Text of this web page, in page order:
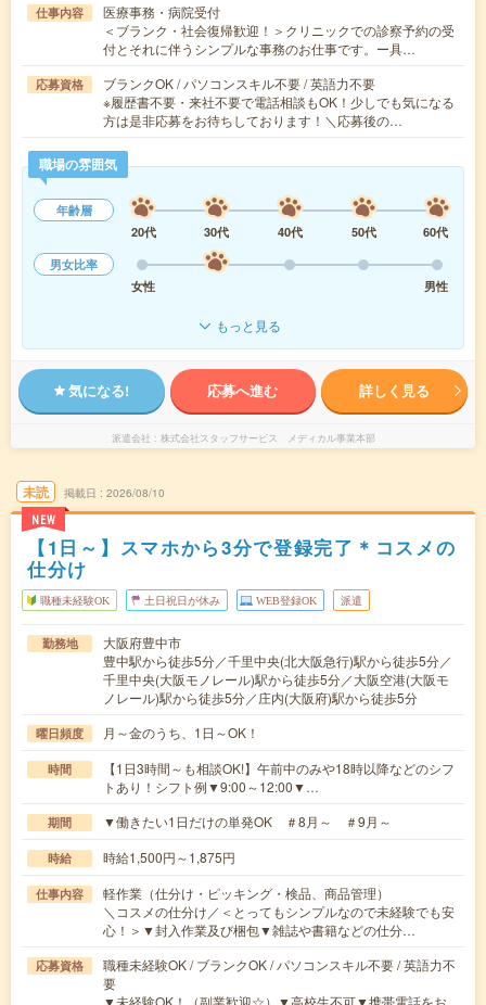
仕事内容
医療事務・病院受付
＜ブランク・社会復帰歓迎！＞クリニックでの診察予約の受
付とそれに伴うシンプルな事務のお仕事です。ー具…
応募資格
ブランクOK / パソコンスキル不要 / 英語力不要
※履歴書不要・来社不要で電話相談もOK！少しでも気になる
方は是非応募をお待ちしております！＼応募後の…
職場の雰囲気
年齢層
20代
30代 40代 50代
60代
男女比率
女性
男性
もっと見る
気になる! 応募へ進む 詳しく見る
派遣会社 株式会社スタッフサービス メディカル事業本部
未読
NEW
掲載日 2026/08/10
【1日～】スマホから3分で登録完了＊コスメの
仕分け
職種未経験OK 土日祝日が休み WEB登録OK 派遣
勤務地
大阪府豊中市
豊中駅から徒歩5分／千里中央(北大阪急行)駅から徒歩5分／
千里中央(大阪モノレール)駅から徒歩5分／大阪空港(大阪モ
ノレール)駅から徒歩5分／庄内(大阪府)駅から徒歩5分
曜日頻度 月～金のうち、1日～OK！
時間
【1日3時間～も相談OK!】午前中のみや18時以降などのシフ
トあり！シフト例▼9:00～12:00▼…
期間 ▼働きたい1日だけの単発OK ＃8月～ ＃9月～
時給 時給1,500円～1,875円
仕事内容
軽作業（仕分け・ピッキング・検品、商品管理）
＼コスメの仕分け／＜とってもシンプルなので未経験でも安
心！＞▼封入作業及び梱包▼雑誌や書籍などの仕分…
応募資格
職種未経験OK / ブランクOK / パソコンスキル不要 / 英語力不
要
▼未経験OK！（副業歓迎☆）▼高校生不可▼携帯電話をお